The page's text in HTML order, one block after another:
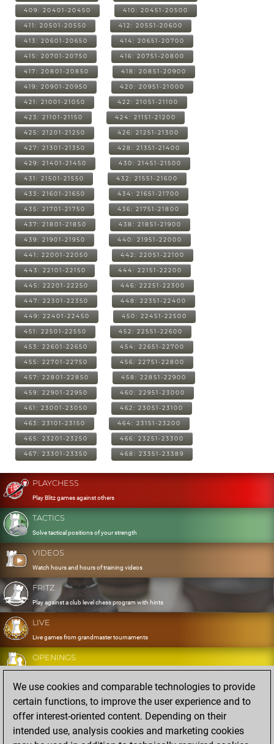
409: 20401-20450 410: 20451-20500
411: 20501-20550 412: 20551-20600
413: 20601-20650 414: 20651-20700
415: 20701-20750 416: 20751-20800
417: 20801-20850 418: 20851-20900
419: 20901-20950 420: 20951-21000
421: 21001-21050 422: 21051-21100
423: 21101-21150 424: 21151-21200
425: 21201-21250 426: 21251-21300
427: 21301-21350 428: 21351-21400
429: 21401-21450 430: 21451-21500
431: 21501-21550 432: 21551-21600
433: 21601-21650 434: 21651-21700
435: 21701-21750 436: 21751-21800
437: 21801-21850 438: 21851-21900
439: 21901-21950 440: 21951-22000
441: 22001-22050 442: 22051-22100
443: 22101-22150 444: 22151-22200
445: 22201-22250 446: 22251-22300
447: 22301-22350 448: 22351-22400
449: 22401-22450 450: 22451-22500
451: 22501-22550 452: 22551-22600
453: 22601-22650 454: 22651-22700
455: 22701-22750 456: 22751-22800
457: 22801-22850 458: 22851-22900
459: 22901-22950 460: 22951-23000
461: 23001-23050 462: 23051-23100
463: 23101-23150 464: 23151-23200
465: 23201-23250 466: 23251-23300
467: 23301-23350 468: 23351-23389
PLAYCHESS
Play Blitz games against others
TACTICS
Solve tactical positions of your strength
VIDEOS
Watch hours and hours of training videos
FRITZ
Play against a club level chess program with hints
LIVE
Live games from grandmaster tournaments
OPENINGS
Develop and exercise your openings
DATABASE
Eight million strong games
MYGAMES
Store and analyse your own games in the cloud
We use cookies and comparable technologies to provide
certain functions, to improve the user experience and to
offer interest-oriented content. Depending on their
intended use, analysis cookies and marketing cookies